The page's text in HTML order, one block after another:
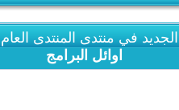
الجديد في منتدى المنتدى العام
اوائل البرامج